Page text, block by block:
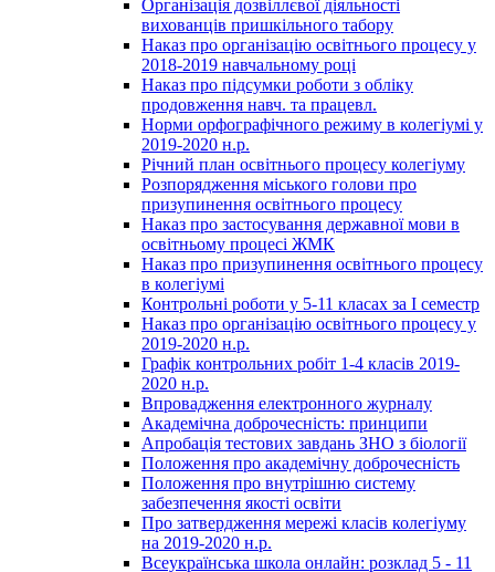
Організація дозвіллєвої діяльності
вихованців пришкільного табору
Наказ про організацію освітнього процесу у
2018-2019 навчальному році
Наказ про підсумки роботи з обліку
продовження навч. та працевл.
Норми орфографічного режиму в колегіумі у
2019-2020 н.р.
Річний план освітнього процесу колегіуму
Розпорядження міського голови про
призупинення освітнього процесу
Наказ про застосування державної мови в
освітньому процесі ЖМК
Наказ про призупинення освітнього процесу
в колегіумі
Контрольні роботи у 5-11 класах за І семестр
Наказ про організацію освітнього процесу у
2019-2020 н.р.
Графік контрольних робіт 1-4 класів 2019-
2020 н.р.
Впровадження електронного журналу
Академічна доброчесність: принципи
Апробація тестових завдань ЗНО з біології
Положення про академічну доброчесність
Положення про внутрішню систему
забезпечення якості освіти
Про затвердження мережі класів колегіуму
на 2019-2020 н.р.
Всеукраїнська школа онлайн: розклад 5 - 11